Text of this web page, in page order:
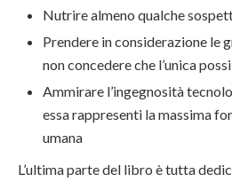
Nutrire almeno qualche
Prendere in considerazione le
non concedere che l’unica
Ammirare l’ingegnosità
essa rappresenti la massima
umana
L’ultima parte del libro è tutta